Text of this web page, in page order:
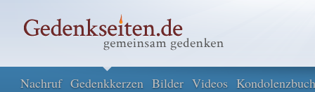
Nachruf Gedenkkerzen Bilder Videos Kondolenzbuch